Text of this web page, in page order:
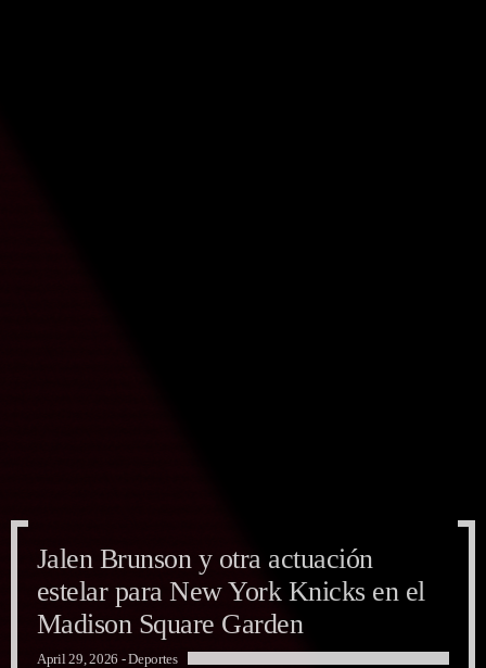
Jalen Brunson y otra actuación
estelar para New York Knicks en el
Madison Square Garden
April 29, 2026 -Deportes